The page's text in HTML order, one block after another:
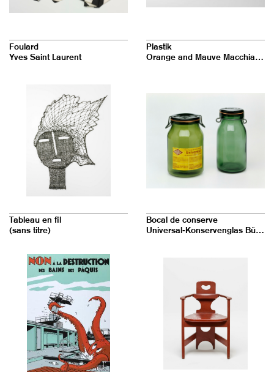
Foulard
Yves Saint Laurent
Plastik
Orange and Mauve Macchia Pair
Tableau en fil
(sans titre)
Bocal de conserve
Universal-Konservenglas Bülach